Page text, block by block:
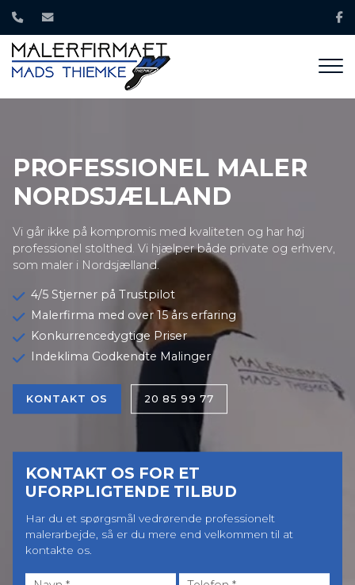
Gå
hovedindhold
PROFESSIONEL MALER
NORDSJÆLLAND
Vi går ikke på kompromis med kvaliteten og har høj
professionel stolthed. Vi hjælper både private og erhverv,
som maler i Nordsjælland.
4/5 Stjerner på Trustpilot
Malerfirma med over 15 års erfaring
Konkurrencedygtige Priser
Indeklima Godkendte Malinger
KONTAKT OS 20 85 99 77
KONTAKT OS FOR ET
UFORPLIGTENDE TILBUD
Har du et spørgsmål vedrørende professionelt
malerarbejde, så er du mere end velkommen til at
kontakte os.